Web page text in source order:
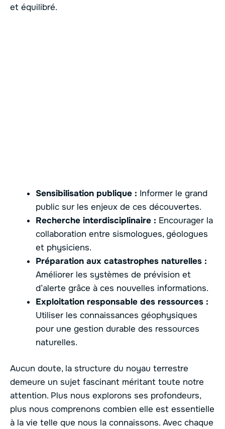
et équilibré.
Sensibilisation publique : Informer le grand
public sur les enjeux de ces découvertes.
Recherche interdisciplinaire : Encourager la
collaboration entre sismologues, géologues
et physiciens.
Préparation aux catastrophes naturelles :
Améliorer les systèmes de prévision et
d’alerte grâce à ces nouvelles informations.
Exploitation responsable des ressources :
Utiliser les connaissances géophysiques
pour une gestion durable des ressources
naturelles.
Aucun doute, la structure du noyau terrestre
demeure un sujet fascinant méritant toute notre
attention. Plus nous explorons ses profondeurs,
plus nous comprenons combien elle est essentielle
à la vie telle que nous la connaissons. Avec chaque